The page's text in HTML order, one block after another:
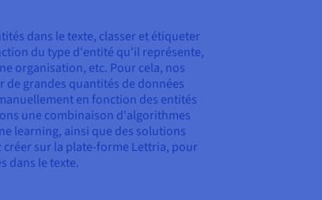
dans le texte, classer et étiqueter
du type d'entité qu'il représente,
organisation, etc. Pour cela, nos
grandes quantités de données
en fonction des entités
une combinaison d'algorithmes
learning, ainsi que des solutions
sur la plate-forme Lettria, pour
dans le texte.